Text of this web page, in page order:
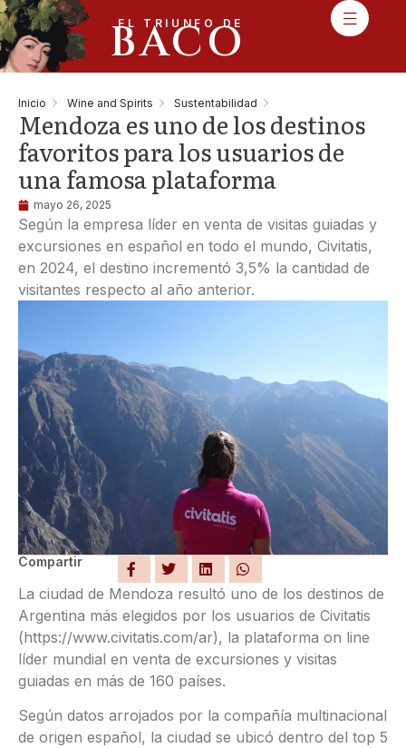
EL TRIUNFO DE
BACO
Inicio Wine and Spirits Sustentabilidad
Mendoza es uno de los destinos
favoritos para los usuarios de
una famosa plataforma
mayo 26, 2025
Según la empresa líder en venta de visitas guiadas y
excursiones en español en todo el mundo, Civitatis,
en 2024, el destino incrementó 3,5% la cantidad de
visitantes respecto al año anterior.
Compartir
La ciudad de Mendoza resultó uno de los destinos de
Argentina más elegidos por los usuarios de Civitatis
(https://www.civitatis.com/ar), la plataforma on line
líder mundial en venta de excursiones y visitas
guiadas en más de 160 países.
Según datos arrojados por la compañía multinacional
de origen español, la ciudad se ubicó dentro del top 5